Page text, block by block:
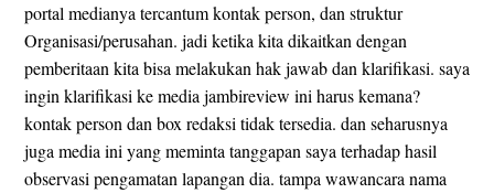
portal medianya tercantum kontak person, dan struktur
Organisasi/perusahan. jadi ketika kita dikaitkan dengan
pemberitaan kita bisa melakukan hak jawab dan klarifikasi. saya
ingin klarifikasi ke media jambireview ini harus kemana?
kontak person dan box redaksi tidak tersedia. dan seharusnya
juga media ini yang meminta tanggapan saya terhadap hasil
observasi pengamatan lapangan dia. tampa wawancara nama